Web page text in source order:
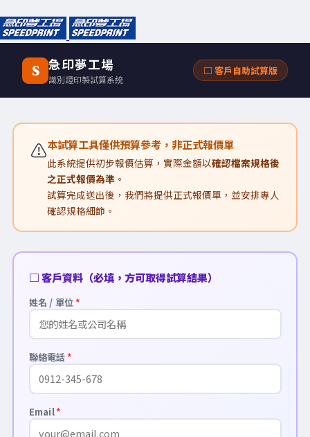
S 急印夢工場
識別證印製試算系統
□ 客戶自助試算版
⚠️本試算工具僅供預算參考，非正式報價單
此系統提供初步報價估算，實際金額以確認檔案規格後
之正式報價為準。
試算完成送出後，我們將提供正式報價單，並安排專人
確認規格細節。
□ 客戶資料（必填，方可取得試算結果）
姓名 / 單位 *
聯絡電話*
Email*